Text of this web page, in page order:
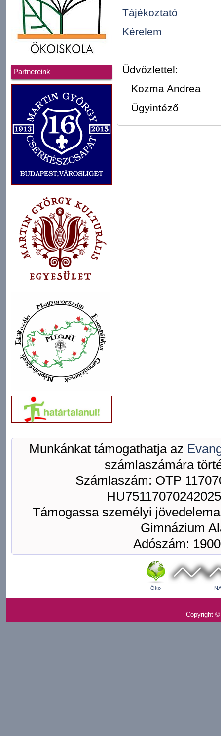
Partnereink
Tájékoztató
Kérelem
Üdvözlettel:
Kozma Andrea
Ügyintéző
Munkánkat támogathatja az
számlaszámára
Számlaszám: OTP
Támogassa személyi
Gimnázium
Adószám:
Öko
Copyright